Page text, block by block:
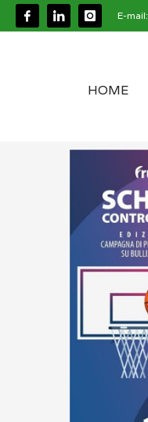
E-mail:
HOME